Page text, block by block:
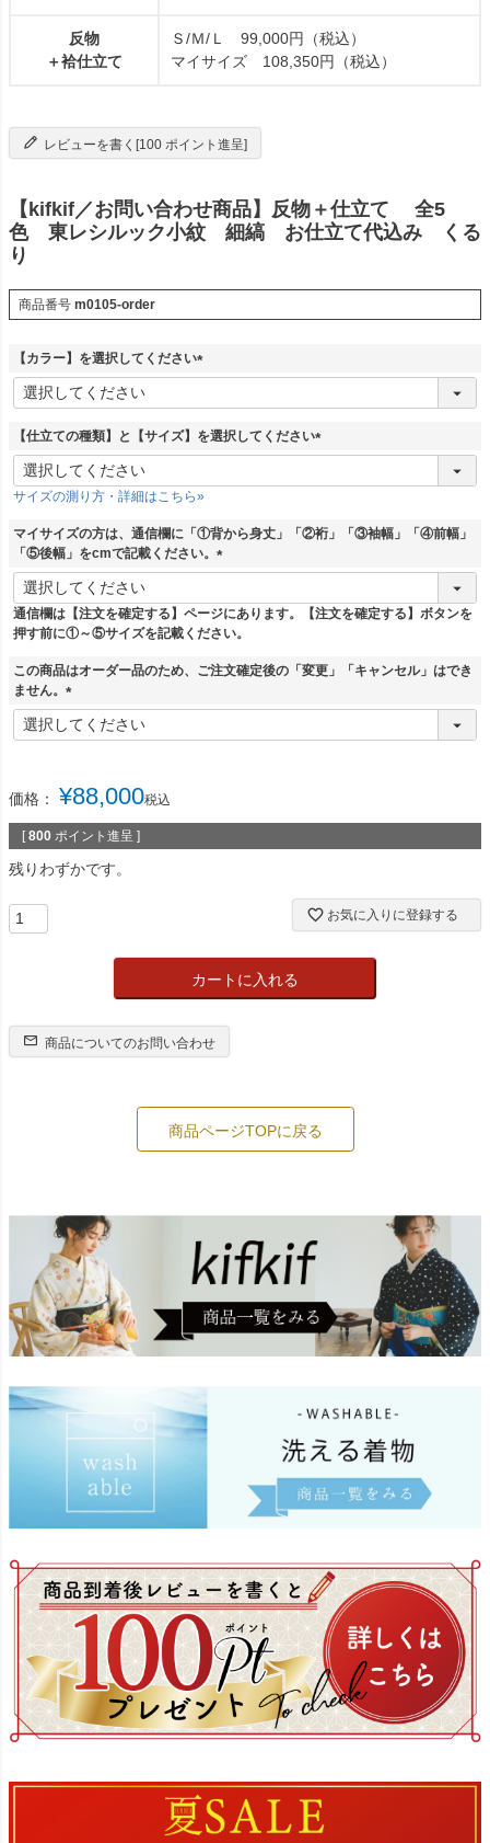
反物
＋袷仕立て
Ｓ/Ｍ/Ｌ 99,000円（税込）
マイサイズ 108,350円（税込）
レビューを書く[100 ポイント進呈]
【kifkif／お問い合わせ商品】反物＋仕立て 全5
色 東レシルック小紋 細縞 お仕立て代込み くる
り
商品番号 m0105-order
【カラー】を選択してください
(
)
【仕立ての種類】と【サイズ】を選択してください
(
サイズの測り方・詳細はこちら»
マイサイズの方は、通信欄に「①背から身丈」「②裄」「③袖幅」「④前幅」
「⑤後幅」をcmで記載ください。
(
須
)
通信欄は【注文を確定する】ページにあります。【注文を確定する】ボタンを
押す前に①～⑤サイズを記載ください。
この商品はオーダー品のため、ご注文確定後の「変更」「キャンセル」はでき
ません。
(
必
価格： ¥88,000税込
[ 800 ポイント進呈 ]
残りわずかです。
お気に入りに登録する
カートに入れる
商品についてのお問い合わせ
商品ページTOPに戻る